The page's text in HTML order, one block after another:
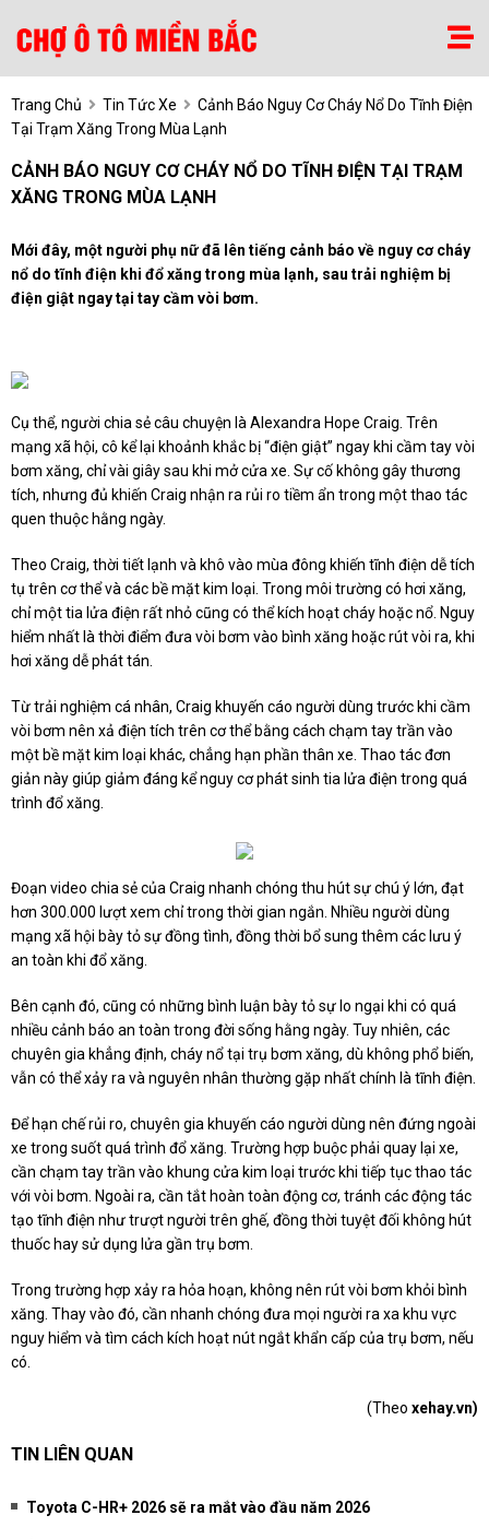
Trang Chủ Tin Tức Xe
Cảnh Báo Nguy Cơ Cháy Nổ Do Tĩnh Điện
Tại Trạm Xăng Trong Mùa Lạnh
CẢNH BÁO NGUY CƠ CHÁY NỔ DO TĨNH ĐIỆN TẠI TRẠM
XĂNG TRONG MÙA LẠNH
Mới đây, một người phụ nữ đã lên tiếng cảnh báo về nguy cơ cháy
nổ do tĩnh điện khi đổ xăng trong mùa lạnh, sau trải nghiệm bị
điện giật ngay tại tay cầm vòi bơm.
Cụ thể, người chia sẻ câu chuyện là Alexandra Hope Craig. Trên
mạng xã hội, cô kể lại khoảnh khắc bị “điện giật” ngay khi cầm tay vòi
bơm xăng, chỉ vài giây sau khi mở cửa xe. Sự cố không gây thương
tích, nhưng đủ khiến Craig nhận ra rủi ro tiềm ẩn trong một thao tác
quen thuộc hằng ngày.
Theo Craig, thời tiết lạnh và khô vào mùa đông khiến tĩnh điện dễ tích
tụ trên cơ thể và các bề mặt kim loại. Trong môi trường có hơi xăng,
chỉ một tia lửa điện rất nhỏ cũng có thể kích hoạt cháy hoặc nổ. Nguy
hiểm nhất là thời điểm đưa vòi bơm vào bình xăng hoặc rút vòi ra, khi
hơi xăng dễ phát tán.
Từ trải nghiệm cá nhân, Craig khuyến cáo người dùng trước khi cầm
vòi bơm nên xả điện tích trên cơ thể bằng cách chạm tay trần vào
một bề mặt kim loại khác, chẳng hạn phần thân xe. Thao tác đơn
giản này giúp giảm đáng kể nguy cơ phát sinh tia lửa điện trong quá
trình đổ xăng.
Đoạn video chia sẻ của Craig nhanh chóng thu hút sự chú ý lớn, đạt
hơn 300.000 lượt xem chỉ trong thời gian ngắn. Nhiều người dùng
mạng xã hội bày tỏ sự đồng tình, đồng thời bổ sung thêm các lưu ý
an toàn khi đổ xăng.
Bên cạnh đó, cũng có những bình luận bày tỏ sự lo ngại khi có quá
nhiều cảnh báo an toàn trong đời sống hằng ngày. Tuy nhiên, các
chuyên gia khẳng định, cháy nổ tại trụ bơm xăng, dù không phổ biến,
vẫn có thể xảy ra và nguyên nhân thường gặp nhất chính là tĩnh điện.
Để hạn chế rủi ro, chuyên gia khuyến cáo người dùng nên đứng ngoài
xe trong suốt quá trình đổ xăng. Trường hợp buộc phải quay lại xe,
cần chạm tay trần vào khung cửa kim loại trước khi tiếp tục thao tác
với vòi bơm. Ngoài ra, cần tắt hoàn toàn động cơ, tránh các động tác
tạo tĩnh điện như trượt người trên ghế, đồng thời tuyệt đối không hút
thuốc hay sử dụng lửa gần trụ bơm.
Trong trường hợp xảy ra hỏa hoạn, không nên rút vòi bơm khỏi bình
xăng. Thay vào đó, cần nhanh chóng đưa mọi người ra xa khu vực
nguy hiểm và tìm cách kích hoạt nút ngắt khẩn cấp của trụ bơm, nếu
có.
(Theo xehay.vn)
TIN LIÊN QUAN
Toyota C-HR+ 2026 sẽ ra mắt vào đầu năm 2026